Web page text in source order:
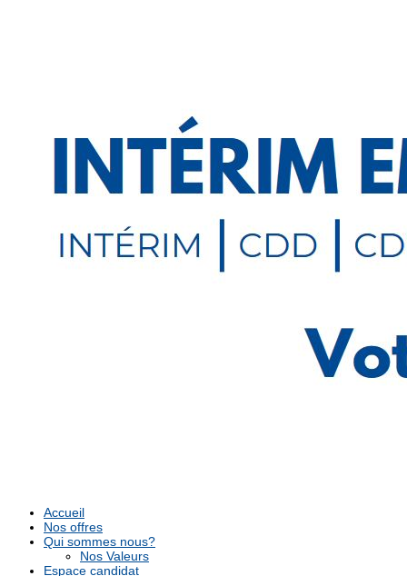
Accueil
Nos offres
Qui sommes nous?
Nos Valeurs
Espace candidat